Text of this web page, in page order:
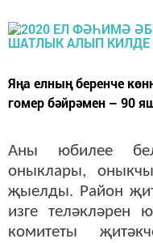
Яңа елның беренче
гомер бәйрәмен – 90
Аны юбилее
оныклары,
җыелды. Район
изге
комитеты